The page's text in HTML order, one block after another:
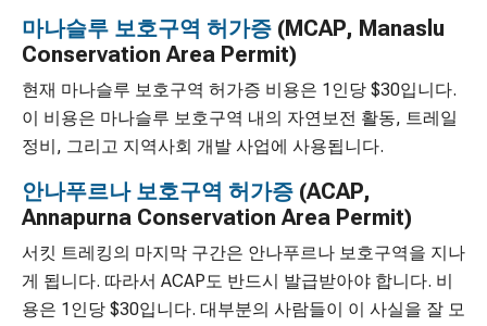
마나슬루 보호구역 허가증 (MCAP, Manaslu
Conservation Area Permit)
현재 마나슬루 보호구역 허가증 비용은 1인당 $30입니다.
이 비용은 마나슬루 보호구역 내의 자연보전 활동, 트레일
정비, 그리고 지역사회 개발 사업에 사용됩니다.
안나푸르나 보호구역 허가증 (ACAP,
Annapurna Conservation Area Permit)
서킷 트레킹의 마지막 구간은 안나푸르나 보호구역을 지나
게 됩니다. 따라서 ACAP도 반드시 발급받아야 합니다. 비
용은 1인당 $30입니다. 대부분의 사람들이 이 사실을 잘 모